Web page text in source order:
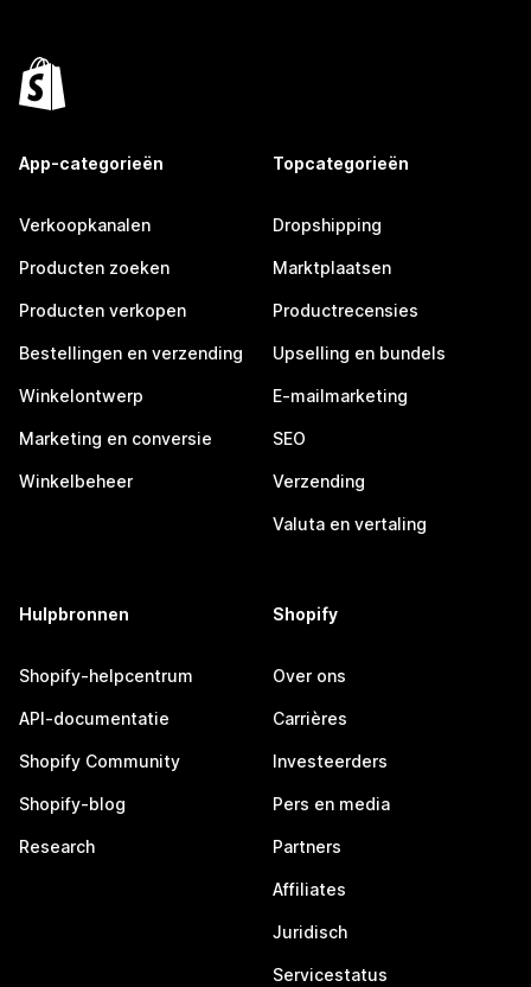
App-categorieën
Verkoopkanalen
Producten zoeken
Producten verkopen
Bestellingen en verzending
Winkelontwerp
Marketing en conversie
Winkelbeheer
Topcategorieën
Dropshipping
Marktplaatsen
Productrecensies
Upselling en bundels
E-mailmarketing
SEO
Verzending
Valuta en vertaling
Hulpbronnen
Shopify-helpcentrum
API-documentatie
Shopify Community
Shopify-blog
Research
Shopify
Over ons
Carrières
Investeerders
Pers en media
Partners
Affiliates
Juridisch
Servicestatus